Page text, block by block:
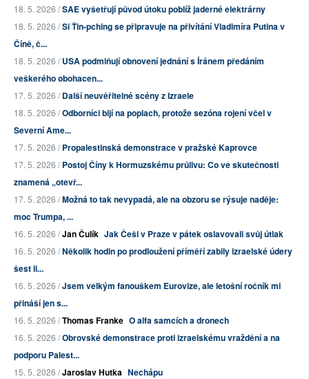
18. 5. 2026 /SAE vyšetřují původ útoku poblíž jaderné elektrárny
18. 5. 2026 /Si Ťin-pching se připravuje na přivítání Vladimíra Putina v
Číně, č...
18. 5. 2026 /USA podmiňují obnovení jednání s Íránem předáním
veškerého obohacen...
17. 5. 2026 /Další neuvěřitelné scény z Izraele
18. 5. 2026 /Odborníci bijí na poplach, protože sezóna rojení včel v
Severní Ame...
17. 5. 2026 /Propalestinská demonstrace v pražské Kaprovce
17. 5. 2026 /Postoj Číny k Hormuzskému průlivu: Co ve skutečnosti
znamená „otevř...
17. 5. 2026 /Možná to tak nevypadá, ale na obzoru se rýsuje naděje:
moc Trumpa, ...
16. 5. 2026 /Jan Čulík Jak Češi v Praze v pátek oslavovali svůj útlak
16. 5. 2026 /Několik hodin po prodloužení příměří zabily izraelské údery
šest li...
16. 5. 2026 /Jsem velkým fanouškem Eurovize, ale letošní ročník mi
přináší jen s...
16. 5. 2026 /Thomas Franke O alfa samcích a dronech
16. 5. 2026 /Obrovské demonstrace proti izraelskému vraždění a na
podporu Palest...
15. 5. 2026 /Jaroslav Hutka Nechápu